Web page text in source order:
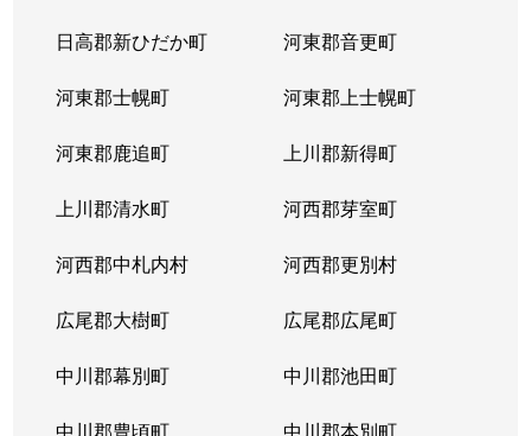
日高郡新ひだか町 河東郡音更町
河東郡士幌町 河東郡上士幌町
河東郡鹿追町 上川郡新得町
上川郡清水町 河西郡芽室町
河西郡中札内村 河西郡更別村
広尾郡大樹町 広尾郡広尾町
中川郡幕別町 中川郡池田町